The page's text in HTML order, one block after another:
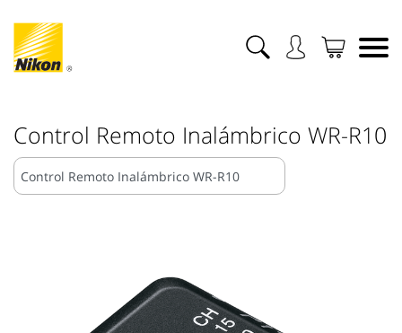
Control Remoto Inalámbrico WR-R10